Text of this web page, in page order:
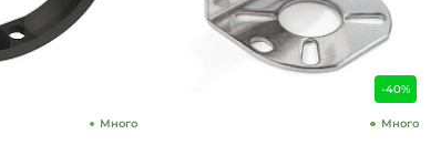
Много
-40%
Много